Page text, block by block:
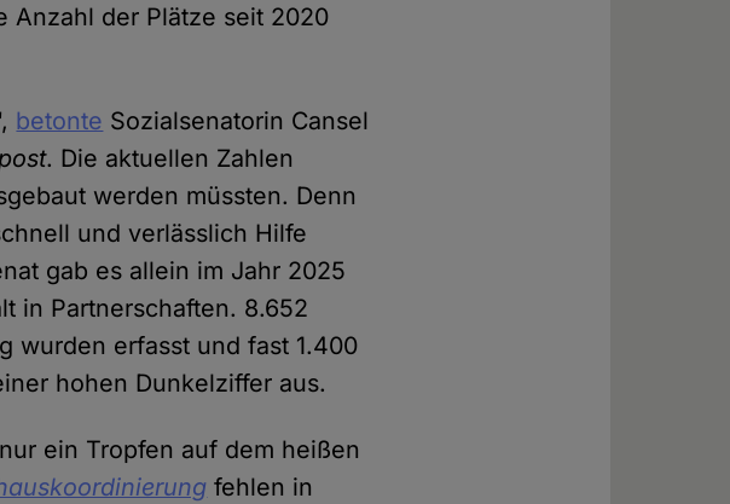
Anzahl der Plätze seit 2020
betonte Sozialsenatorin Cansel
. Die aktuellen Zahlen
werden müssten. Denn
und verlässlich Hilfe
gab es allein im Jahr 2025
in Partnerschaften. 8.652
wurden erfasst und fast 1.400
hohen Dunkelziffer aus.
ein Tropfen auf dem heißen
fehlen in